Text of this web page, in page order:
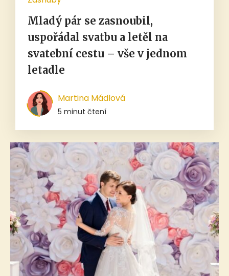
Mladý pár se zasnoubil,
uspořádal svatbu a letěl na
svatební cestu – vše v jednom
letadle
Martina Mádlová
5 minut čtení